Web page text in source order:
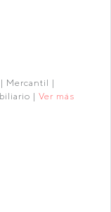
Mercantil |
| Ver más